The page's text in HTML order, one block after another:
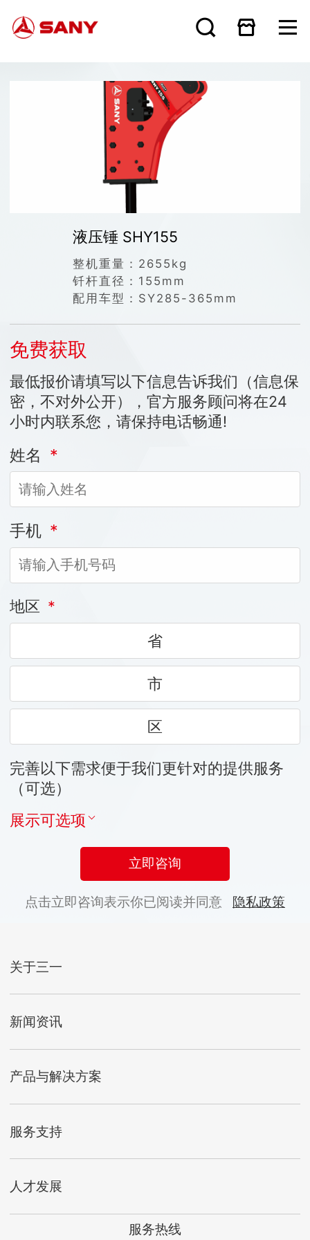
液压锤 SHY155
整机重量：
钎杆直径：
配用车型：
2655kg
155mm
SY285-365mm
免费获取
最低报价请填写以下信息告诉我们（信息保
密，不对外公开），官方服务顾问将在24
小时内联系您，请保持电话畅通!
姓名 *
手机 *
地区 *
省
市
区
完善以下需求便于我们更针对的提供服务
（可选）
展示可选项
立即咨询
点击立即咨询表示你已阅读并同意 隐私政策
关于三一
新闻资讯
产品与解决方案
服务支持
人才发展
服务热线